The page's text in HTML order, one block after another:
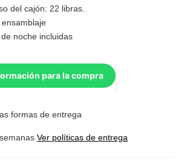
del cajón: 22 libras.
noche incluidas
para la compra
formas de entrega
Ver políticas de entrega